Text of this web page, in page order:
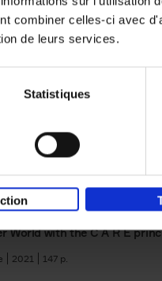
combiner celles-ci avec
de leurs services.
Statistiques
= Building
Care?
World with the C A R E
2021 147